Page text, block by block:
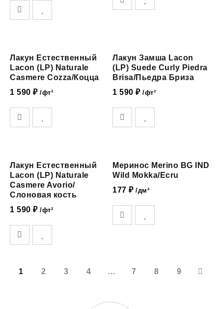
Лакун Естественный
Lacon (LP) Naturale
Casmere Cozza/Коцца
1 590 ₽/фт²
Лакун Замша Lacon
(LP) Suede Curly Piedra
Brisa/Пьедра Бриза
1 590 ₽/фт²
Лакун Естественный
Lacon (LP) Naturale
Casmere Avorio/
Слоновая кость
1 590 ₽/фт²
Меринос Merino BG IND
Wild Mokka/Ecru
177 ₽/дм²
1 2 3 4 … 7 8 9